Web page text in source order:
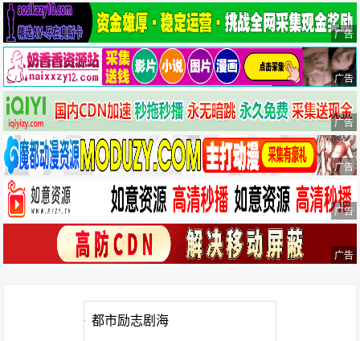
广告
广告
广告
广告
广告
广告